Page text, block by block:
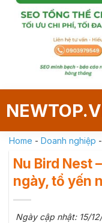
Skip
Home - Doanh nghiệp -
ngày, tổ yến nguyên
Nu Bird Nest
ngày, tổ yến
Ngày cập nhật: 15/